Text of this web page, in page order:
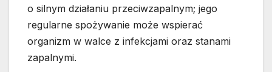
o silnym działaniu przeciwzapalnym; jego
regularne spożywanie może wspierać
organizm w walce z infekcjami oraz stanami
zapalnymi.